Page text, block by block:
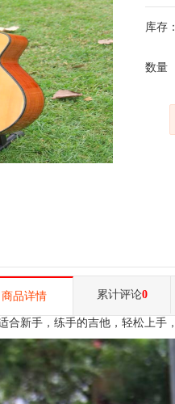
库存
数量
商品详情 累计评论0
合新手，练手的吉他，轻松上手